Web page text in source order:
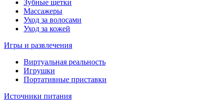
Зубные щетки
Массажеры
Уход за волосами
Уход за кожей
Игры и развлечения
Виртуальная реальность
Игрушки
Портативные приставки
Источники питания